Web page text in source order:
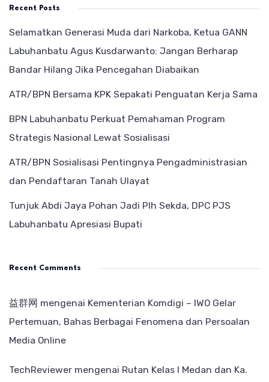
Recent Posts
Selamatkan Generasi Muda dari Narkoba, Ketua GANN
Labuhanbatu Agus Kusdarwanto: Jangan Berharap
Bandar Hilang Jika Pencegahan Diabaikan
ATR/BPN Bersama KPK Sepakati Penguatan Kerja Sama
BPN Labuhanbatu Perkuat Pemahaman Program
Strategis Nasional Lewat Sosialisasi
ATR/BPN Sosialisasi Pentingnya Pengadministrasian
dan Pendaftaran Tanah Ulayat
Tunjuk Abdi Jaya Pohan Jadi Plh Sekda, DPC PJS
Labuhanbatu Apresiasi Bupati
Recent Comments
益群网 mengenai Kementerian Komdigi – IWO Gelar
Pertemuan, Bahas Berbagai Fenomena dan Persoalan
Media Online
TechReviewer mengenai Rutan Kelas I Medan dan Ka.